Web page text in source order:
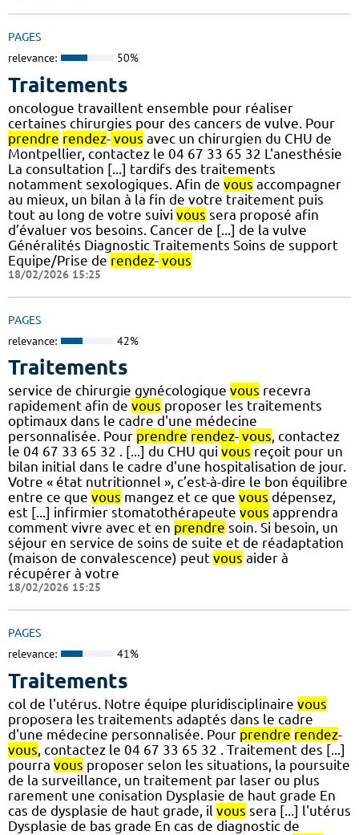
PAGES
relevance: 50%
Traitements
oncologue travaillent ensemble pour réaliser
certaines chirurgies pour des cancers de vulve. Pour
prendre rendez- vous avec un chirurgien du CHU de
Montpellier, contactez le 04 67 33 65 32 L'anesthésie
La consultation [...] tardifs des traitements
notamment sexologiques. Afin de vous accompagner
au mieux, un bilan à la fin de votre traitement puis
tout au long de votre suivi vous sera proposé afin
d’évaluer vos besoins. Cancer de [...] de la vulve
Généralités Diagnostic Traitements Soins de support
Equipe/Prise de rendez- vous
18/02/2026 15:25
PAGES
relevance: 42%
Traitements
service de chirurgie gynécologique vous recevra
rapidement afin de vous proposer les traitements
optimaux dans le cadre d'une médecine
personnalisée. Pour prendre rendez- vous, contactez
le 04 67 33 65 32 . [...] du CHU qui vous reçoit pour un
bilan initial dans le cadre d'une hospitalisation de jour.
Votre « état nutritionnel », c’est-à-dire le bon équilibre
entre ce que vous mangez et ce que vous dépensez,
est [...] infirmier stomatothérapeute vous apprendra
comment vivre avec et en prendre soin. Si besoin, un
séjour en service de soins de suite et de réadaptation
(maison de convalescence) peut vous aider à
récupérer à votre
18/02/2026 15:25
PAGES
relevance: 41%
Traitements
col de l'utérus. Notre équipe pluridisciplinaire vous
proposera les traitements adaptés dans le cadre
d'une médecine personnalisée. Pour prendre rendez-
vous , contactez le 04 67 33 65 32 . Traitement des [...]
pourra vous proposer selon les situations, la poursuite
de la surveillance, un traitement par laser ou plus
rarement une conisation Dysplasie de haut grade En
cas de dysplasie de haut grade, il vous sera [...] l'utérus
Dysplasie de bas grade En cas de diagnostic de